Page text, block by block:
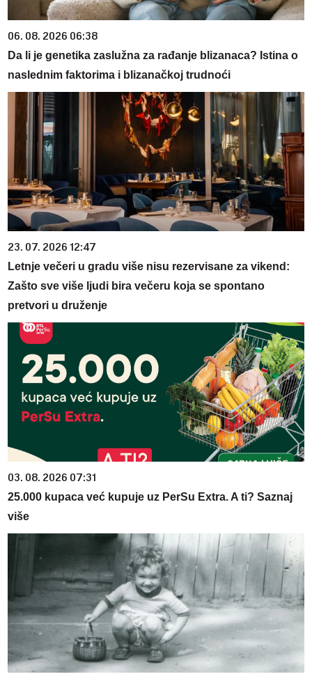
06. 08. 2026 06:38
Da li je genetika zaslužna za rađanje blizanaca? Istina o
naslednim faktorima i blizanačkoj trudnoći
23. 07. 2026 12:47
Letnje večeri u gradu više nisu rezervisane za vikend:
Zašto sve više ljudi bira večeru koja se spontano
pretvori u druženje
03. 08. 2026 07:31
25.000 kupaca već kupuje uz PerSu Extra. A ti? Saznaj
više